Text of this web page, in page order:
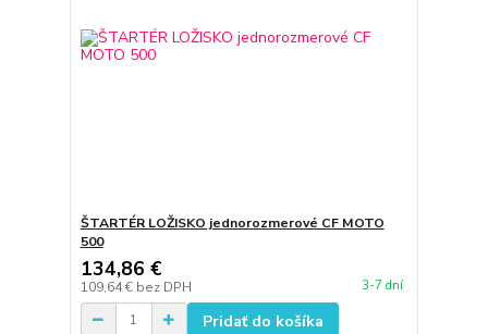
ŠTARTÉR LOŽISKO jednorozmerové CF MOTO
500
134,86 €
109,64 € bez DPH 3-7 dní
Pridať do košíka